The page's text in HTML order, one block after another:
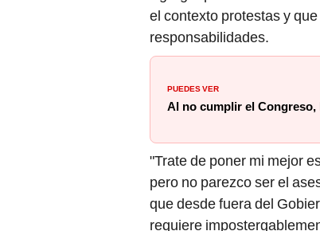
el contexto protestas y
responsabilidades.
Al no cumplir el Congreso,
"Trate de poner mi mejor
pero no parezco ser el
que desde fuera del
requiere